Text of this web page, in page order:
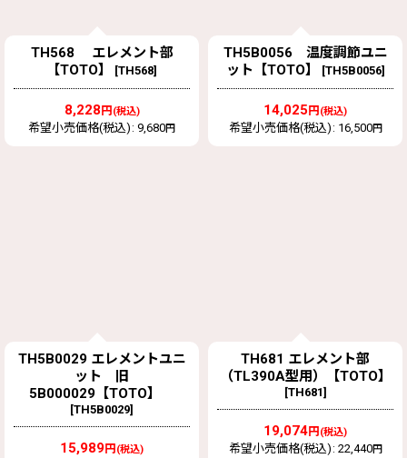
TH568 エレメント部
【TOTO】
[TH568]
8,228 円 (税込)
希望小売価格(税込) : 9,680円
TH5B0056 温度調節ユニ
ット【TOTO】
[TH5B0056]
14,025 円 (税込)
希望小売価格(税込) : 16,500円
TH5B0029 エレメントユニ
ット 旧
5B000029【TOTO】
[TH5B0029]
15,989円 (税込)
TH681 エレメント部
（TL390A型用）【TOTO】
[TH681]
19,074円 (税込)
希望小売価格(税込) : 22,440円